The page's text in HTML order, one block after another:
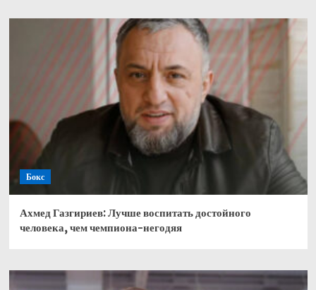
Бокс
Ахмед Газгириев: Лучше воспитать достойного
человека, чем чемпиона-негодяя